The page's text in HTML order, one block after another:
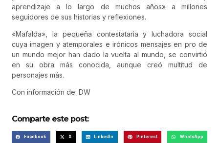
aprendizaje a lo largo de muchos años» a millones
seguidores de sus historias y reflexiones.
«Mafalda», la pequeña contestataria y luchadora social
cuya imagen y atemporales e irónicos mensajes en pro de
un mundo mejor han dado la vuelta al mundo, se convirtió
en su obra más conocida, aunque creó multitud de
personajes más.
Con información de: DW
Comparte este post:
Facebook X LinkedIn Pinterest WhatsApp